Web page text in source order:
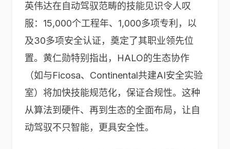
英伟达在自动驾驭范畴的技能见识令人叹
服：15,000个工程年、1,000多项专利，以
及30多项安全认证，奠定了其职业领先位
置。黄仁勋特别指出，HALO的生态协作
（如与Ficosa、Continental共建AI安全实验
室）将加快技能规范化，保证合规性。这种
从算法到硬件、再到生态的全面布局，让自
动驾驭不只智能，更具安全性。